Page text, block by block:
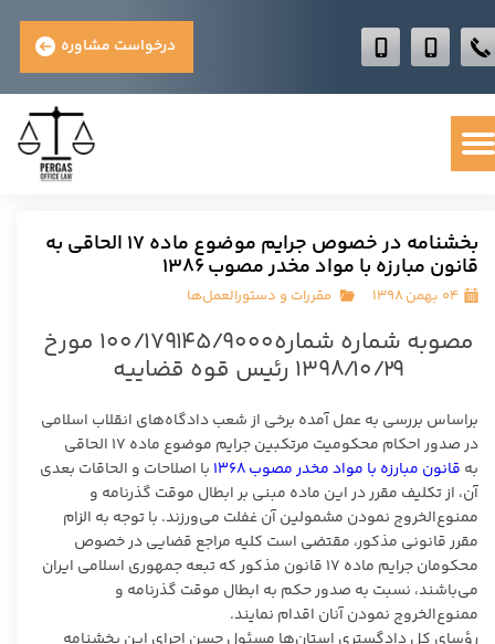
درخواست مشاوره
بخشنامه در خصوص جرایم موضوع ماده ۱۷ الحاقی به
قانون مبارزه با مواد مخدر مصوب ۱۳۸۶
۰۴ بهمن ۱۳۹۸ مقررات و دستورالعمل‌ها
مصوبه شماره شماره۱۰۰/۱۷۹۱۴۵/۹۰۰۰ مورخ
۱۳۹۸/۱۰/۲۹ رئیس قوه قضاییه
براساس بررسی به عمل آمده برخی از شعب دادگاه‌های انقلاب اسلامی
در صدور احکام محکومیت مرتکبین جرایم موضوع ماده ۱۷ الحاقی
به قانون مبارزه با مواد مخدر مصوب ۱۳۶۸
با اصلاحات و الحاقات بعدی
آن، از تکلیف مقرر در این ماده مبنی بر ابطال موقت گذرنامه و
ممنوع‌الخروج نمودن مشمولین آن غفلت می‌ورزند. با توجه به الزام
مقرر قانونی مذکور، مقتضی است کلیه مراجع قضایی در خصوص
محکومان جرایم ماده ۱۷ قانون مذکور که تبعه جمهوری اسلامی ایران
می‌باشند، نسبت به صدور حکم به ابطال موقت گذرنامه و
ممنوع‌الخروج نمودن آنان اقدام نمایند.
رؤسای کل دادگستری استان‌ها مسئول حسن اجرای این بخشنامه